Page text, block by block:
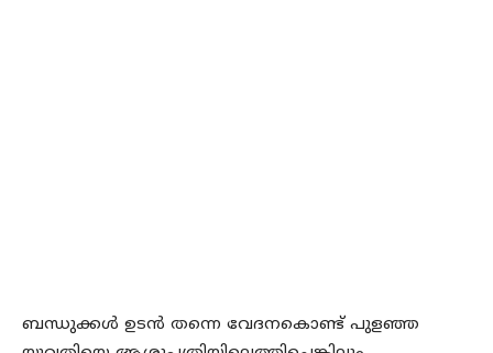
ബന്ധുക്കള്‍ ഉടന്‍ തന്നെ വേദനകൊണ്ട് പുളഞ്ഞ